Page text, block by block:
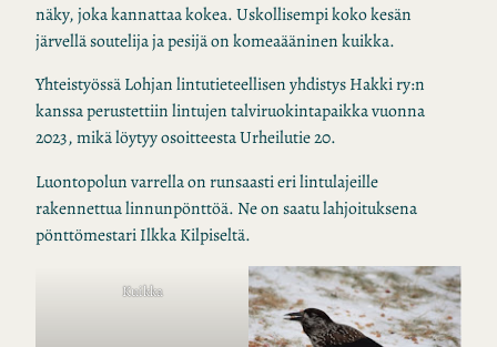
näky, joka kannattaa kokea. Uskollisempi koko kesän
järvellä soutelija ja pesijä on komeaääninen kuikka.
Yhteistyössä Lohjan lintutieteellisen yhdistys Hakki ry:n
kanssa perustettiin lintujen talviruokintapaikka vuonna
2023, mikä löytyy osoitteesta Urheilutie 20.
Luontopolun varrella on runsaasti eri lintulajeille
rakennettua linnunpönttöä. Ne on saatu lahjoituksena
pönttömestari Ilkka Kilpiseltä.
Kuikka